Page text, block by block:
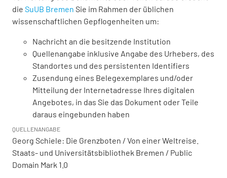
die SuUB Bremen Sie im Rahmen der üblichen
wissenschaftlichen Gepflogenheiten um:
Nachricht an die besitzende Institution
Quellenangabe inklusive Angabe des Urhebers, des
Standortes und des persistenten Identifiers
Zusendung eines Belegexemplares und/oder
Mitteilung der Internetadresse Ihres digitalen
Angebotes, in das Sie das Dokument oder Teile
daraus eingebunden haben
QUELLENANGABE
Georg Schiele: Die Grenzboten / Von einer Weltreise.
Staats- und Universitätsbibliothek Bremen / Public
Domain Mark 1.0